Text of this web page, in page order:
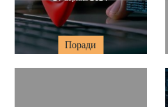
Поради